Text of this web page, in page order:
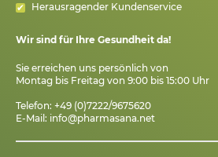
Herausragender Kundenservice
Wir sind für Ihre Gesundheit da!
Sie erreichen uns persönlich von
Montag bis Freitag von 9:00 bis 15:00 Uhr
Telefon: +49 (0)7222/9675620
E-Mail: info@pharmasana.net